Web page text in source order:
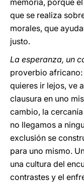
memoria, porque
que se realiza
morales, que
justo.
La esperanza, un
proverbio africano:
quieres ir lejos, ve
clausura en uno
cambio, la
no llegamos a
exclusión se
para uno mismo.
una cultura del
contrastes y el